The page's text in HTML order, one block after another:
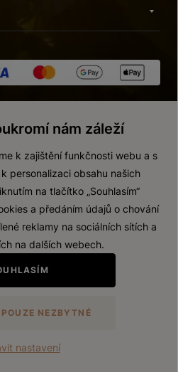
ZNOJMO, a. s.
o přístupnosti
nápojů osobám mladším 18 let.
webProgress
nám záleží
k zajištění funkčnosti webu a s
personalizaci obsahu našich
na tlačítko „Souhlasím“
a předáním údajů o chování
reklamy na sociálních sítích a
na dalších webech.
NEZBYTNÉ
nastavení